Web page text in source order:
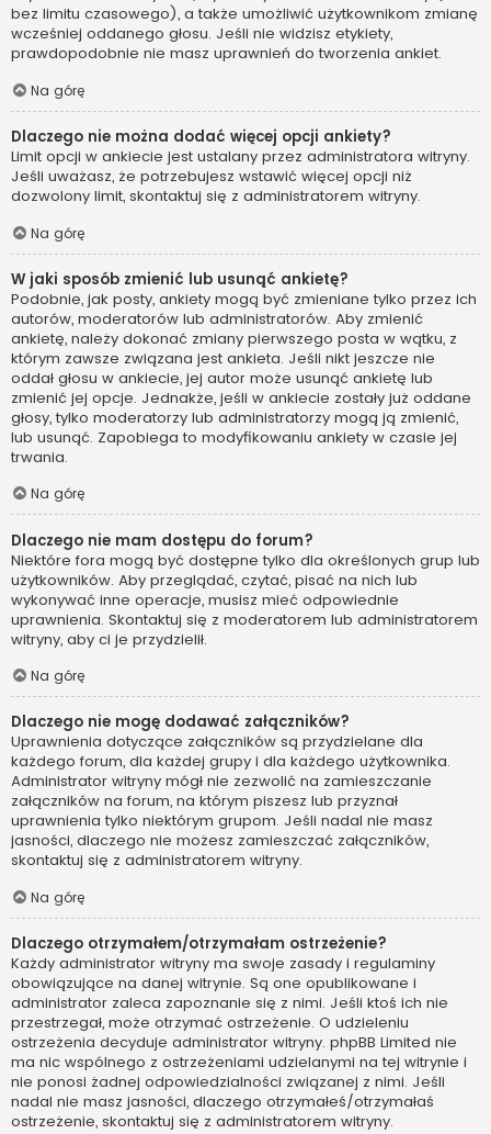
bez limitu czasowego), a także umożliwić użytkownikom zmianę
wcześniej oddanego głosu. Jeśli nie widzisz etykiety,
prawdopodobnie nie masz uprawnień do tworzenia ankiet.
Na górę
Dlaczego nie można dodać więcej opcji ankiety?
Limit opcji w ankiecie jest ustalany przez administratora witryny.
Jeśli uważasz, że potrzebujesz wstawić więcej opcji niż
dozwolony limit, skontaktuj się z administratorem witryny.
Na górę
W jaki sposób zmienić lub usunąć ankietę?
Podobnie, jak posty, ankiety mogą być zmieniane tylko przez ich
autorów, moderatorów lub administratorów. Aby zmienić
ankietę, należy dokonać zmiany pierwszego posta w wątku, z
którym zawsze związana jest ankieta. Jeśli nikt jeszcze nie
oddał głosu w ankiecie, jej autor może usunąć ankietę lub
zmienić jej opcje. Jednakże, jeśli w ankiecie zostały już oddane
głosy, tylko moderatorzy lub administratorzy mogą ją zmienić,
lub usunąć. Zapobiega to modyfikowaniu ankiety w czasie jej
trwania.
Na górę
Dlaczego nie mam dostępu do forum?
Niektóre fora mogą być dostępne tylko dla określonych grup lub
użytkowników. Aby przeglądać, czytać, pisać na nich lub
wykonywać inne operacje, musisz mieć odpowiednie
uprawnienia. Skontaktuj się z moderatorem lub administratorem
witryny, aby ci je przydzielił.
Na górę
Dlaczego nie mogę dodawać załączników?
Uprawnienia dotyczące załączników są przydzielane dla
każdego forum, dla każdej grupy i dla każdego użytkownika.
Administrator witryny mógł nie zezwolić na zamieszczanie
załączników na forum, na którym piszesz lub przyznał
uprawnienia tylko niektórym grupom. Jeśli nadal nie masz
jasności, dlaczego nie możesz zamieszczać załączników,
skontaktuj się z administratorem witryny.
Na górę
Dlaczego otrzymałem/otrzymałam ostrzeżenie?
Każdy administrator witryny ma swoje zasady i regulaminy
obowiązujące na danej witrynie. Są one opublikowane i
administrator zaleca zapoznanie się z nimi. Jeśli ktoś ich nie
przestrzegał, może otrzymać ostrzeżenie. O udzieleniu
ostrzeżenia decyduje administrator witryny. phpBB Limited nie
ma nic wspólnego z ostrzeżeniami udzielanymi na tej witrynie i
nie ponosi żadnej odpowiedzialności związanej z nimi. Jeśli
nadal nie masz jasności, dlaczego otrzymałeś/otrzymałaś
ostrzeżenie, skontaktuj się z administratorem witryny.